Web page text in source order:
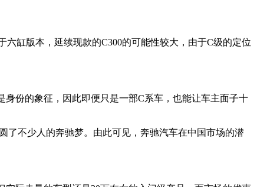
六缸版本，延续现款的C300的可能性较大，由于C级的定位
份的象征，因此即便只是一部C系车，也能让车主面子十
了不少人的奔驰梦。由此可见，奔驰汽车在中国市场的潜